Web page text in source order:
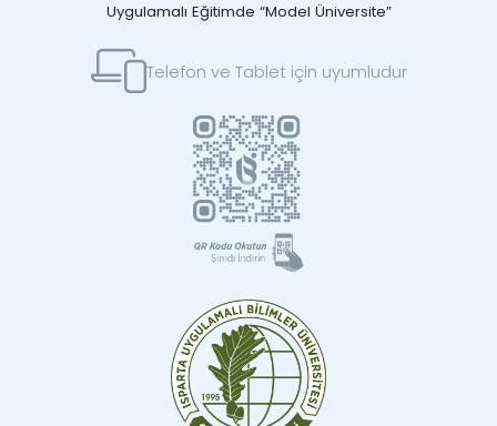
Uygulamalı Eğitimde “Model Üniversite”
Telefon ve Tablet için uyumludur